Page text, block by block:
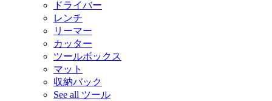
ドライバー
レンチ
リーマー
カッター
ツールボックス
マット
収納バック
See all ツール